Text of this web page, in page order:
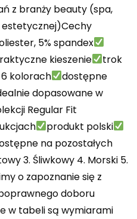
z branży beauty (spa,
estetycznej)Cechy
5% spandex
kieszenie
trok
kolorach
dostępne
dopasowane w
Regular Fit
produkt polski
na pozostałych
3. Śliwkowy 4. Morski 5.
o zapoznanie się z
doboru
w tabeli są wymiarami